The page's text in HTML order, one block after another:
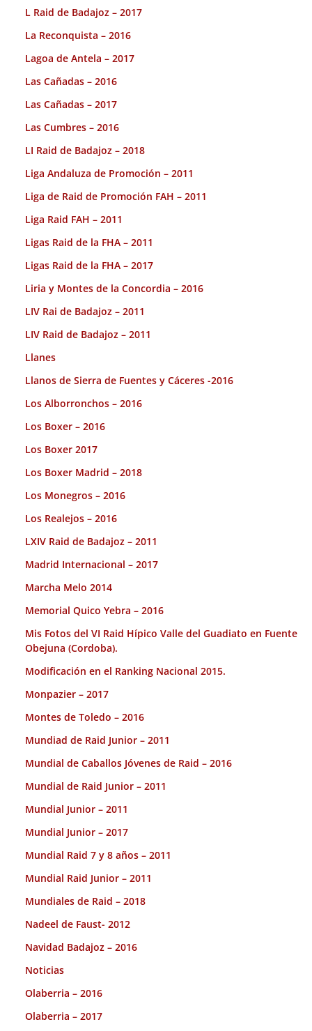
L Raid de Badajoz – 2017
La Reconquista – 2016
Lagoa de Antela – 2017
Las Cañadas – 2016
Las Cañadas – 2017
Las Cumbres – 2016
LI Raid de Badajoz – 2018
Liga Andaluza de Promoción – 2011
Liga de Raid de Promoción FAH – 2011
Liga Raid FAH – 2011
Ligas Raid de la FHA – 2011
Ligas Raid de la FHA – 2017
Liria y Montes de la Concordia – 2016
LIV Rai de Badajoz – 2011
LIV Raid de Badajoz – 2011
Llanes
Llanos de Sierra de Fuentes y Cáceres -2016
Los Alborronchos – 2016
Los Boxer – 2016
Los Boxer 2017
Los Boxer Madrid – 2018
Los Monegros – 2016
Los Realejos – 2016
LXIV Raid de Badajoz – 2011
Madrid Internacional – 2017
Marcha Melo 2014
Memorial Quico Yebra – 2016
Mis Fotos del VI Raid Hípico Valle del Guadiato en Fuente
Obejuna (Cordoba).
Modificación en el Ranking Nacional 2015.
Monpazier – 2017
Montes de Toledo – 2016
Mundiad de Raid Junior – 2011
Mundial de Caballos Jóvenes de Raid – 2016
Mundial de Raid Junior – 2011
Mundial Junior – 2011
Mundial Junior – 2017
Mundial Raid 7 y 8 años – 2011
Mundial Raid Junior – 2011
Mundiales de Raid – 2018
Nadeel de Faust- 2012
Navidad Badajoz – 2016
Noticias
Olaberria – 2016
Olaberria – 2017